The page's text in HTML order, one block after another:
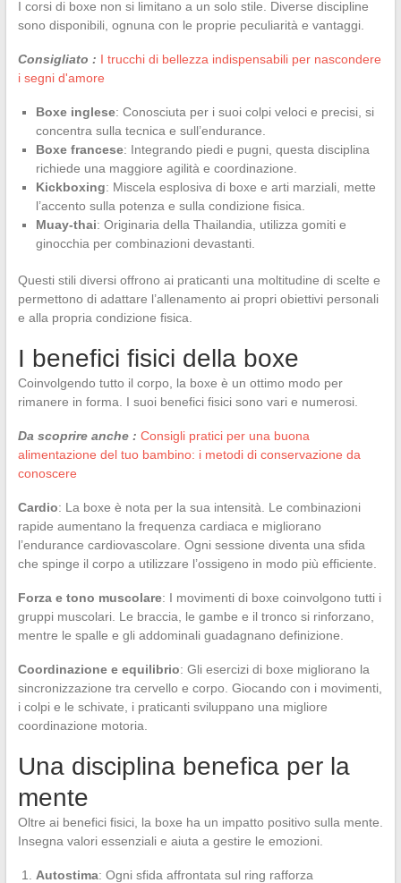
I corsi di boxe non si limitano a un solo stile. Diverse discipline
sono disponibili, ognuna con le proprie peculiarità e vantaggi.
Consigliato : I trucchi di bellezza indispensabili per nascondere
i segni d'amore
Boxe inglese: Conosciuta per i suoi colpi veloci e precisi, si
concentra sulla tecnica e sull’endurance.
Boxe francese: Integrando piedi e pugni, questa disciplina
richiede una maggiore agilità e coordinazione.
Kickboxing: Miscela esplosiva di boxe e arti marziali, mette
l’accento sulla potenza e sulla condizione fisica.
Muay-thai: Originaria della Thailandia, utilizza gomiti e
ginocchia per combinazioni devastanti.
Questi stili diversi offrono ai praticanti una moltitudine di scelte e
permettono di adattare l’allenamento ai propri obiettivi personali
e alla propria condizione fisica.
I benefici fisici della boxe
Coinvolgendo tutto il corpo, la boxe è un ottimo modo per
rimanere in forma. I suoi benefici fisici sono vari e numerosi.
Da scoprire anche : Consigli pratici per una buona
alimentazione del tuo bambino: i metodi di conservazione da
conoscere
Cardio: La boxe è nota per la sua intensità. Le combinazioni
rapide aumentano la frequenza cardiaca e migliorano
l’endurance cardiovascolare. Ogni sessione diventa una sfida
che spinge il corpo a utilizzare l’ossigeno in modo più efficiente.
Forza e tono muscolare: I movimenti di boxe coinvolgono tutti i
gruppi muscolari. Le braccia, le gambe e il tronco si rinforzano,
mentre le spalle e gli addominali guadagnano definizione.
Coordinazione e equilibrio: Gli esercizi di boxe migliorano la
sincronizzazione tra cervello e corpo. Giocando con i movimenti,
i colpi e le schivate, i praticanti sviluppano una migliore
coordinazione motoria.
Una disciplina benefica per la
mente
Oltre ai benefici fisici, la boxe ha un impatto positivo sulla mente.
Insegna valori essenziali e aiuta a gestire le emozioni.
Autostima: Ogni sfida affrontata sul ring rafforza